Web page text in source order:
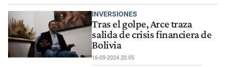
INVERSIONES
Tras el golpe, Arce traza
salida de crisis financiera de
Bolivia
16-09-2024 20:05